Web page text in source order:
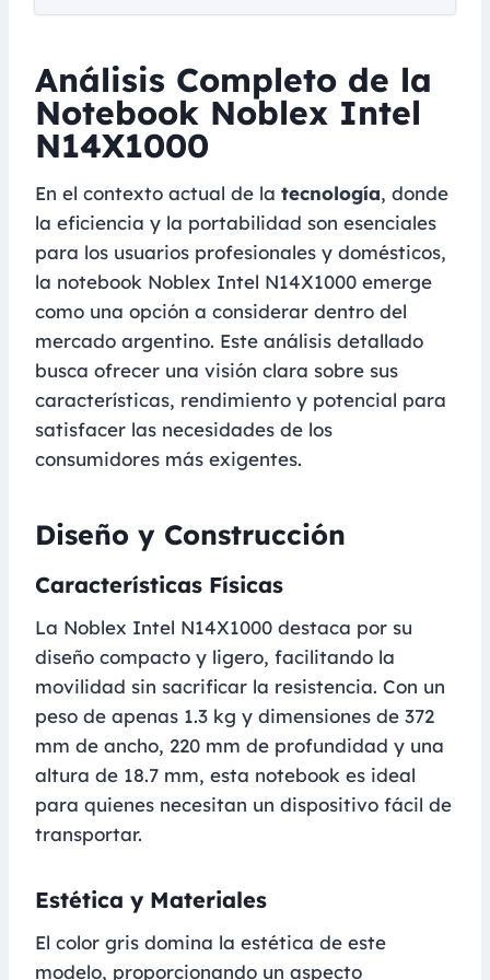
Análisis Completo de la
Notebook Noblex Intel
N14X1000
En el contexto actual de la tecnología, donde
la eficiencia y la portabilidad son esenciales
para los usuarios profesionales y domésticos,
la notebook Noblex Intel N14X1000 emerge
como una opción a considerar dentro del
mercado argentino. Este análisis detallado
busca ofrecer una visión clara sobre sus
características, rendimiento y potencial para
satisfacer las necesidades de los
consumidores más exigentes.
Diseño y Construcción
Características Físicas
La Noblex Intel N14X1000 destaca por su
diseño compacto y ligero, facilitando la
movilidad sin sacrificar la resistencia. Con un
peso de apenas 1.3 kg y dimensiones de 372
mm de ancho, 220 mm de profundidad y una
altura de 18.7 mm, esta notebook es ideal
para quienes necesitan un dispositivo fácil de
transportar.
Estética y Materiales
El color gris domina la estética de este
modelo, proporcionando un aspecto